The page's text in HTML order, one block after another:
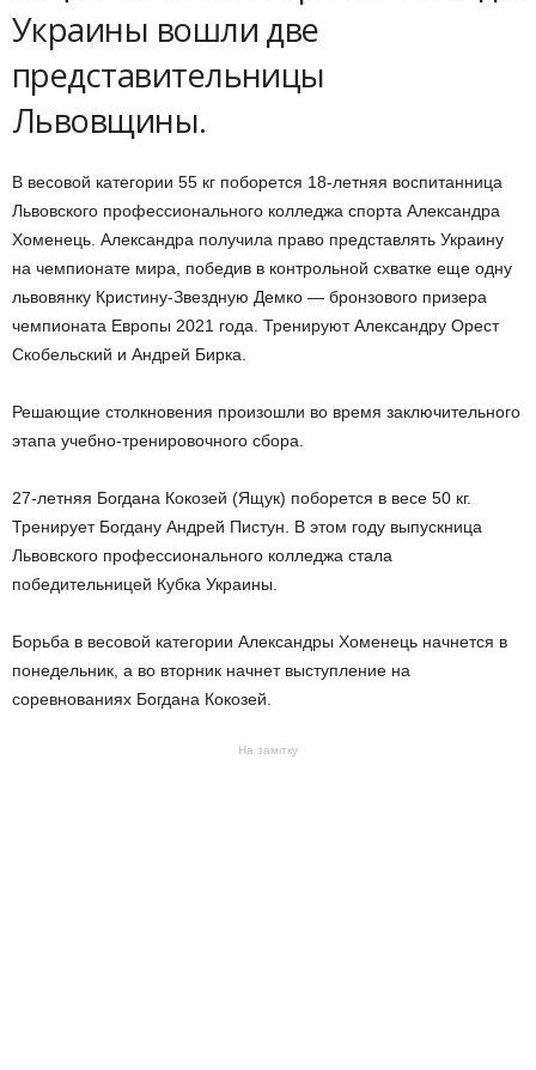
Украины вошли две
представительницы
Львовщины.
В весовой категории 55 кг поборется 18-летняя воспитанница
Львовского профессионального колледжа спорта Александра
Хоменець. Александра получила право представлять Украину
на чемпионате мира, победив в контрольной схватке еще одну
львовянку Кристину-Звездную Демко — бронзового призера
чемпионата Европы 2021 года. Тренируют Александру Орест
Скобельский и Андрей Бирка.
Решающие столкновения произошли во время заключительного
этапа учебно-тренировочного сбора.
27-летняя Богдана Кокозей (Ящук) поборется в весе 50 кг.
Тренирует Богдану Андрей Пистун. В этом году выпускница
Львовского профессионального колледжа стала
победительницей Кубка Украины.
Борьба в весовой категории Александры Хоменець начнется в
понедельник, а во вторник начнет выступление на
соревнованиях Богдана Кокозей.
На замітку